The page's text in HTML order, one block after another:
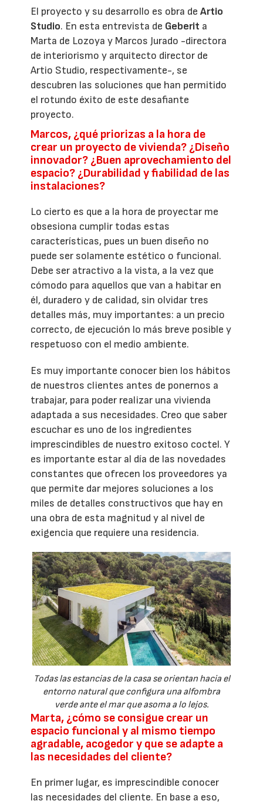
El proyecto y su desarrollo es obra deArtio
Studio. En esta entrevista de Geberit a
Marta de Lozoya y Marcos Jurado -directora
de interiorismo y arquitecto director de
Artio Studio, respectivamente-, se
descubren las soluciones que han permitido
el rotundo éxito de este desafiante
proyecto.
Marcos, ¿qué priorizas a la hora de
crear un proyecto de vivienda? ¿Diseño
innovador? ¿Buen aprovechamiento del
espacio? ¿Durabilidad y fiabilidad de las
instalaciones?
Lo cierto es que a la hora de proyectar me
obsesiona cumplir todas estas
características, pues un buen diseño no
puede ser solamente estético o funcional.
Debe ser atractivo a la vista, a la vez que
cómodo para aquellos que van a habitar en
él, duradero y de calidad, sin olvidar tres
detalles más, muy importantes: a un precio
correcto, de ejecución lo más breve posible y
respetuoso con el medio ambiente.
Es muy importante conocer bien los hábitos
de nuestros clientes antes de ponernos a
trabajar, para poder realizar una vivienda
adaptada a sus necesidades. Creo que saber
escuchar es uno de los ingredientes
imprescindibles de nuestro exitoso coctel. Y
es importante estar al día de las novedades
constantes que ofrecen los proveedores ya
que permite dar mejores soluciones a los
miles de detalles constructivos que hay en
una obra de esta magnitud y al nivel de
exigencia que requiere una residencia.
Todas las estancias de la casa se orientan hacia el
entorno natural que configura una alfombra
verde ante el mar que asoma a lo lejos.
Marta, ¿cómo se consigue crear un
espacio funcional y al mismo tiempo
agradable, acogedor y que se adapte a
las necesidades del cliente?
En primer lugar, es imprescindible conocer
las necesidades del cliente. En base a eso,